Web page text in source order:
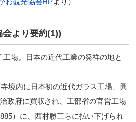
わ観光協会HPより）
より要約(1))
工場。日本の近代工業の発祥の地と
境内に日本初の近代ガラス工場、興
政府に買収され、工部省の官営工場
）に、西村勝三らに払い下げられ